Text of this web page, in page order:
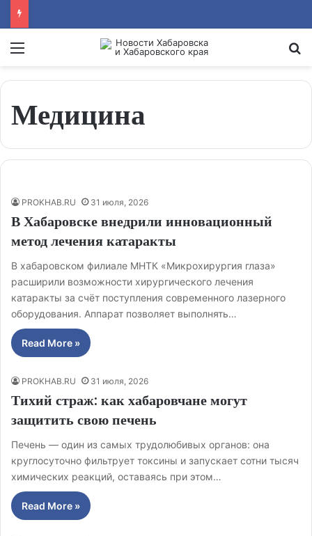
Menu
Медицина
PROKHAB.RU 31 июля, 2026
В Хабаровске внедрили инновационный
метод лечения катаракты
В хабаровском филиале МНТК «Микрохирургия глаза»
расширили возможности хирургического лечения
катаракты за счёт поступления современного лазерного
оборудования. Аппарат позволяет выполнять…
Read More »
PROKHAB.RU 31 июля, 2026
Тихий страж: как хабаровчане могут
защитить свою печень
Печень — один из самых трудолюбивых органов: она
круглосуточно фильтрует токсины и запускает сотни тысяч
химических реакций, оставаясь при этом…
Read More »